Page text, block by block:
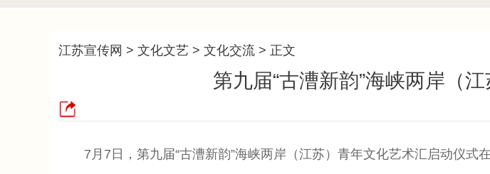
江苏宣传网 > 文化文艺 > 文化交流 > 正文
第九届“古漕新韵”海峡两岸（
7月7日，第九届“古漕新韵”海峡两岸（江苏）青年文化艺术汇启动仪式